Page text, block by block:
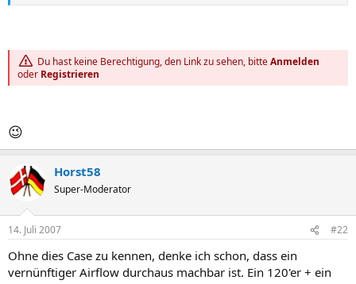
Du hast keine Berechtigung, den Link zu sehen, bitteAnmelden
oder Registrieren
😉
Horst58
Super-Moderator
14. Juli 2007 #22
Ohne dies Case zu kennen, denke ich schon, dass ein
vernünftiger Airflow durchaus machbar ist. Ein 120'er + ein